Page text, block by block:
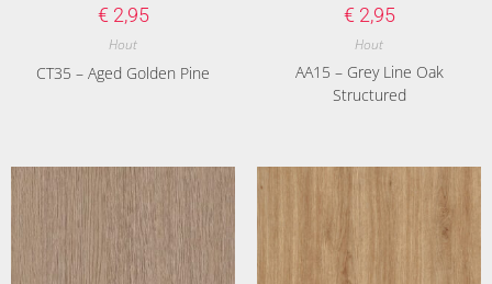
€ 2,95
Hout
CT35 – Aged Golden Pine
€ 2,95
Hout
AA15 – Grey Line Oak
Structured